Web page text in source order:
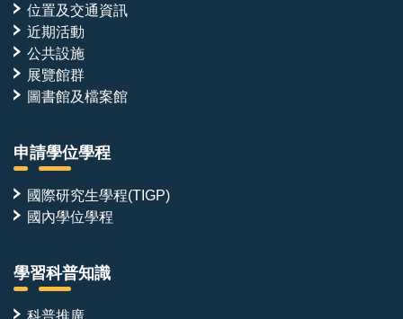
位置及交通資訊
近期活動
公共設施
展覽館群
圖書館及檔案館
申請學位學程
國際研究生學程(TIGP)
國內學位學程
學習科普知識
科普推廣